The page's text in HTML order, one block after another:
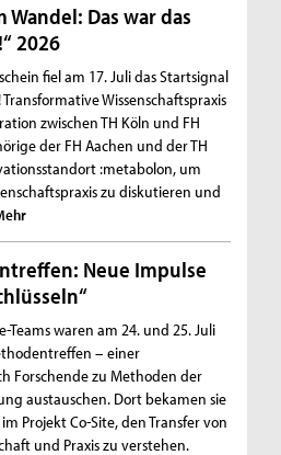
Das war das
2026
fiel am 17. Juli das Startsignal
Wissenschaftspraxis
zwischen TH Köln und FH
der FH Aachen und der TH
:metabolon, um
zu diskutieren und
Neue Impulse
Teams waren am 24. und 25. Juli
– einer
Forschende zu Methoden der
austauschen. Dort bekamen sie
Projekt Co-Site, den Transfer von
und Praxis zu verstehen.